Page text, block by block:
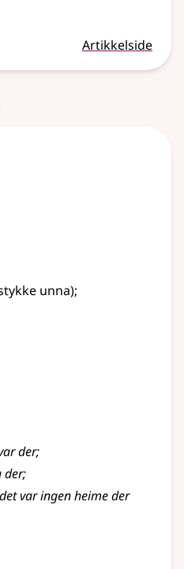
Artikkelside
unna);
der;
der;
var ingen heime der